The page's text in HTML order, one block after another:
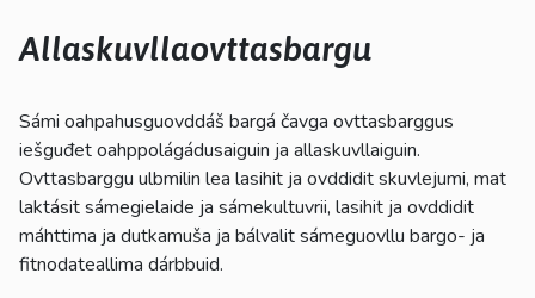
ja
pyyhkäisyliikkeitä.
Allaskuvllaovttasbargu
Sámi oahpahusguovddáš bargá čavga ovttasbarggus
iešguđet oahppolágádusaiguin ja allaskuvllaiguin.
Ovttasbarggu ulbmilin lea lasihit ja ovddidit skuvlejumi, mat
laktásit sámegielaide ja sámekultuvrii, lasihit ja ovddidit
máhttima ja dutkamuša ja bálvalit sámeguovllu bargo- ja
fitnodateallima dárbbuid.